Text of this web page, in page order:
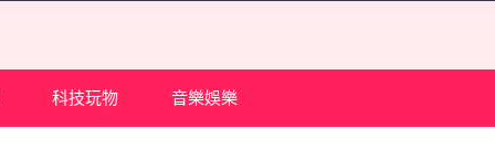
科技玩物 音樂娛樂